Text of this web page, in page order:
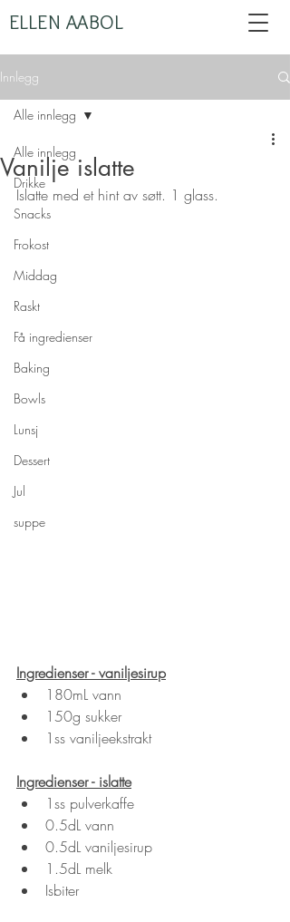
ELLEN AABOL
Innlegg
Alle innlegg
Drikke
Snacks
Frokost
Middag
Raskt
Få ingredienser
Baking
Bowls
Lunsj
Dessert
Jul
suppe
Alle innlegg
Vanilje islatte
Islatte med et hint av søtt. 1 glass.
Ingredienser - vaniljesirup
180mL vann
150g sukker
1ss vaniljeekstrakt
Ingredienser - islatte
1ss pulverkaffe
0.5dL vann
0.5dL vaniljesirup
1.5dL melk
Isbiter